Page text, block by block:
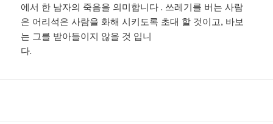
에서 한 남자의 죽음을 의미합니다 . 쓰레기를 버는 사람
은 어리석은 사람을 화해 시키도록 초대 할 것이고, 바보
는 그를 받아들이지 않을 것 입니
다.